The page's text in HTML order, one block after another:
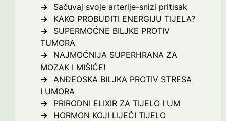
Sačuvaj svoje arterije-snizi pritisak
KAKO PROBUDITI ENERGIJU TIJELA?
SUPERMOĆNE BILJKE PROTIV
TUMORA
NAJMOĆNIJA SUPERHRANA ZA
MOZAK I MIŠIĆE!
ANĐEOSKA BILJKA PROTIV STRESA
I UMORA
PRIRODNI ELIXIR ZA TIJELO I UM
HORMON KOJI LIJEČI TIJELO